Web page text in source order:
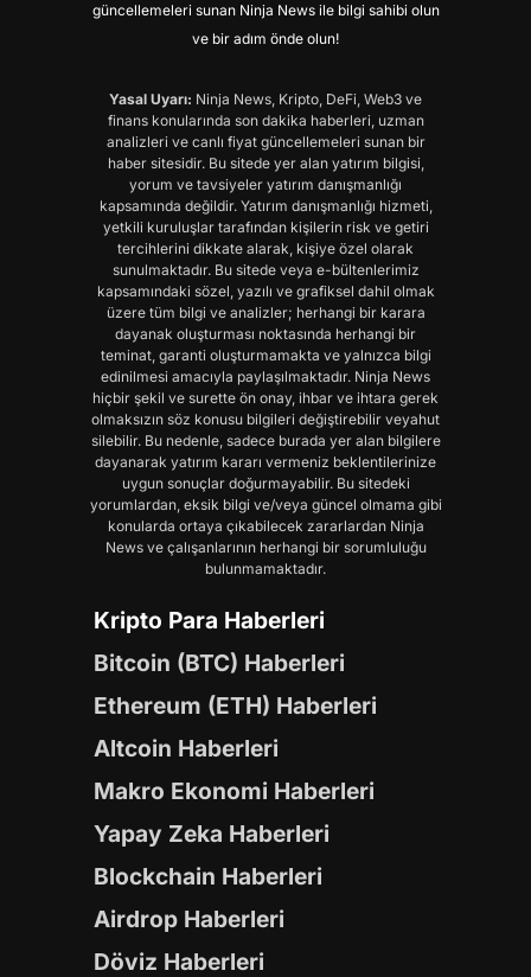
güncellemeleri sunan Ninja News ile bilgi sahibi olun
ve bir adım önde olun!
Yasal Uyarı: Ninja News, Kripto, DeFi, Web3 ve
finans konularında son dakika haberleri, uzman
analizleri ve canlı fiyat güncellemeleri sunan bir
haber sitesidir. Bu sitede yer alan yatırım bilgisi,
yorum ve tavsiyeler yatırım danışmanlığı
kapsamında değildir. Yatırım danışmanlığı hizmeti,
yetkili kuruluşlar tarafından kişilerin risk ve getiri
tercihlerini dikkate alarak, kişiye özel olarak
sunulmaktadır. Bu sitede veya e-bültenlerimiz
kapsamındaki sözel, yazılı ve grafiksel dahil olmak
üzere tüm bilgi ve analizler; herhangi bir karara
dayanak oluşturması noktasında herhangi bir
teminat, garanti oluşturmamakta ve yalnızca bilgi
edinilmesi amacıyla paylaşılmaktadır. Ninja News
hiçbir şekil ve surette ön onay, ihbar ve ihtara gerek
olmaksızın söz konusu bilgileri değiştirebilir veyahut
silebilir. Bu nedenle, sadece burada yer alan bilgilere
dayanarak yatırım kararı vermeniz beklentilerinize
uygun sonuçlar doğurmayabilir. Bu sitedeki
yorumlardan, eksik bilgi ve/veya güncel olmama gibi
konularda ortaya çıkabilecek zararlardan Ninja
News ve çalışanlarının herhangi bir sorumluluğu
bulunmamaktadır.
Kripto Para Haberleri
Bitcoin (BTC) Haberleri
Ethereum (ETH) Haberleri
Altcoin Haberleri
Makro Ekonomi Haberleri
Yapay Zeka Haberleri
Blockchain Haberleri
Airdrop Haberleri
Döviz Haberleri